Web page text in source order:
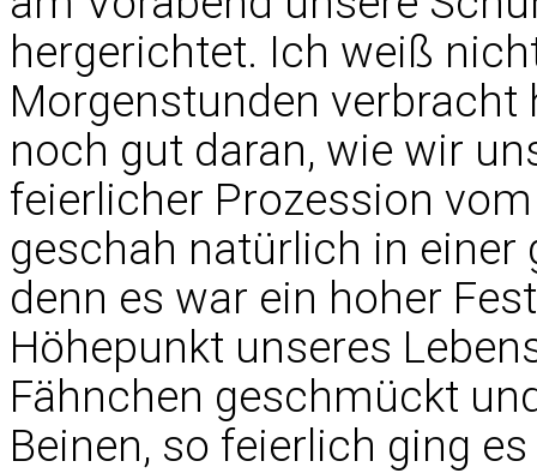
hergerichtet. Ich weiß
Morgenstunden
noch gut daran, wie wir
feierlicher Prozession
geschah natürlich in einer
denn es war ein hoher
Höhepunkt unseres
Fähnchen geschmückt
Beinen, so feierlich ging